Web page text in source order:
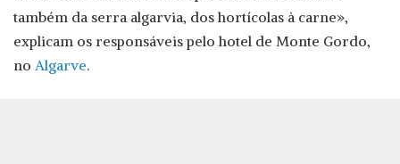
também da serra algarvia, dos hortícolas à carne»,
explicam os responsáveis pelo hotel de Monte Gordo,
no Algarve.